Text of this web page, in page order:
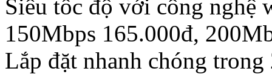
Siêu tốc độ với công nghệ
150Mbps 165.000đ,
Lắp đặt nhanh chóng trong